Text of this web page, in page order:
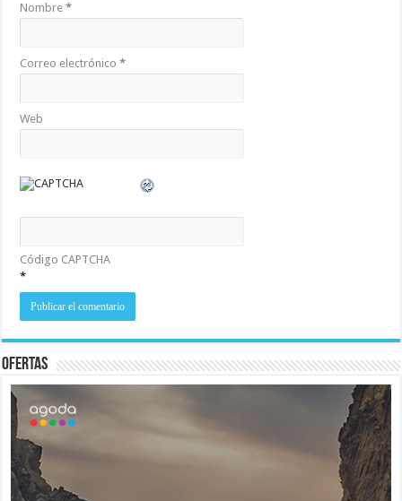
Nombre*
Correo electrónico*
Web
Código CAPTCHA
*
Ofertas